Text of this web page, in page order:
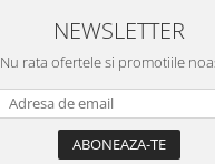
NEWSLETTER
Nu rata ofertele si promotiile